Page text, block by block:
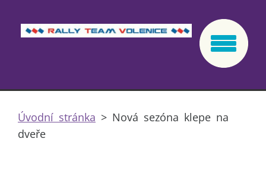
Úvodní stránka > Nová sezóna klepe na
dveře